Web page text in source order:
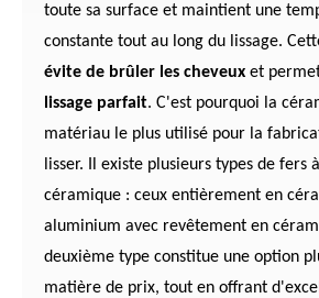
toute sa surface et maintient une
constante tout au long du lissage.
évite de brûler les cheveux et
lissage parfait. C'est pourquoi la
matériau le plus utilisé pour la
lisser. Il existe plusieurs types de fers
céramique : ceux entièrement en
aluminium avec revêtement en
deuxième type constitue une option
matière de prix, tout en offrant